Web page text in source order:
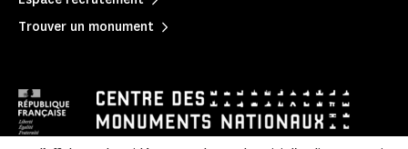
Trouver un monument